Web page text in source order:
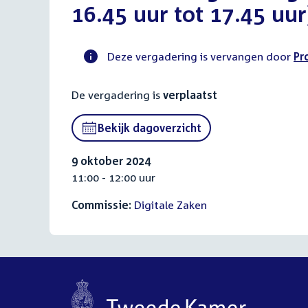
16.45 uur tot 17.45
commissie
activiteit
Deze vergadering is vervangen door
De vergadering is verplaatst
Bekijk dagoverzicht
9 oktober 2024
11:00 - 12:00 uur
Commissie: Digitale Zaken